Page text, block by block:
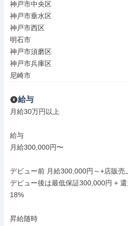
神戸市中央区
神戸市垂水区
神戸市西区
明石市
神戸市須磨区
神戸市兵庫区
尼崎市
給与
月給30万円以上
給与
月給300,000円〜
デビュー前 月給300,000円～+店販売
デビュー後は最低保証300,000円 +
18%
昇給随時